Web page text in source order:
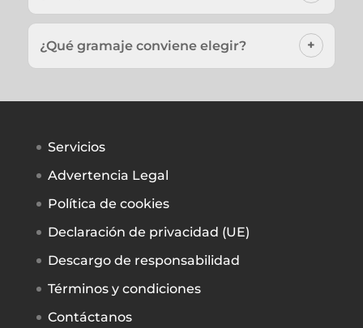
¿Qué gramaje conviene elegir?
Servicios
Advertencia Legal
Política de cookies
Declaración de privacidad (UE)
Descargo de responsabilidad
Términos y condiciones
Contáctanos